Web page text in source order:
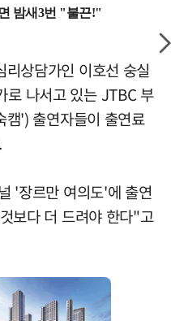
상담가인 이호선 숭실
로 나서고 있는 JTBC 부
') 출연자들이 출연료
'장르만 여의도'에 출연
보다 더 드려야 한다"고